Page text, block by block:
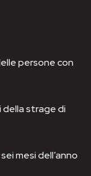
persone con
della strage di
mesi dell’anno